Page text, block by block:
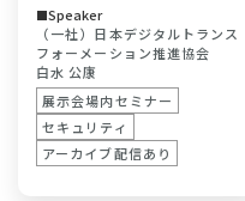
Speaker
（一社）日本デジタルトランス
フォーメーション推進協会
白水 公康
展示会場内セミナー
セキュリティ
アーカイブ配信あり